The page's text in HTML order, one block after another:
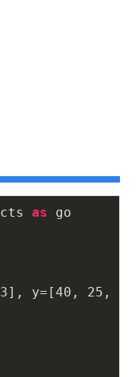
as go
3], y=[40 , 25